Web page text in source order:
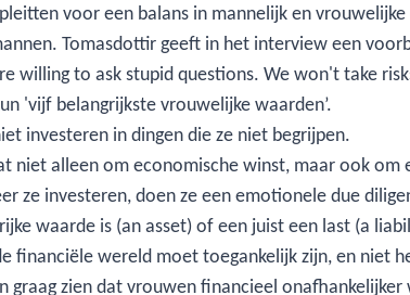
voor een balans in mannelijk en
Tomasdottir geeft in het interview een
willing to ask stupid questions. We won't take
'vijf belangrijkste vrouwelijke waarden’.
investeren in dingen die ze niet begrijpen.
niet alleen om economische winst, maar ook
ze investeren, doen ze een emotionele due
waarde is (an asset) of een juist een last (a
financiële wereld moet toegankelijk zijn, en niet
graag zien dat vrouwen financieel